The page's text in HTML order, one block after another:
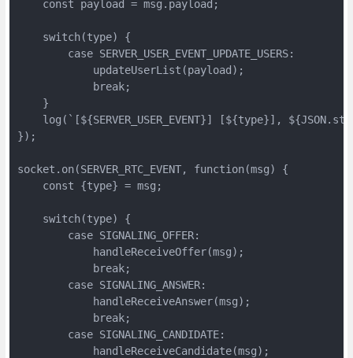
    const payload = msg.payload;
    switch(type) {
        case SERVER_USER_EVENT_UPDATE_USERS:
            updateUserList(payload);
            break;
    }
log(`[${SERVER_USER_EVENT}] [${type}],
});
socket.on(SERVER_RTC_EVENT, function(msg) {
    const {type} = msg;
    switch(type) {
        case SIGNALING_OFFER:
            handleReceiveOffer(msg);
            break;
        case SIGNALING_ANSWER:
            handleReceiveAnswer(msg);
            break;
        case SIGNALING_CANDIDATE:
            handleReceiveCandidate(msg);